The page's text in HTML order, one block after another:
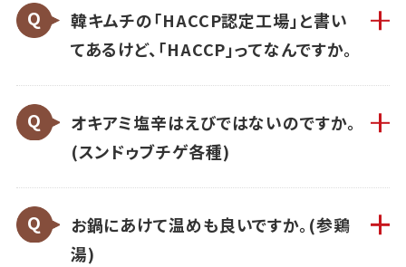
韓キムチの「HACCP認定工場」と書い
てあるけど、「HACCP」ってなんですか。
オキアミ塩辛はえびではないのですか。
(スンドゥブチゲ各種)
お鍋にあけて温めも良いですか。(参鶏
湯)